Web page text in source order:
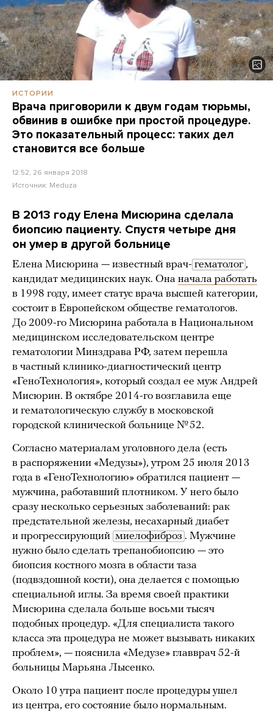
ИСТОРИИ
Врача приговорили к двум годам тюрьмы,
обвинив в ошибке при простой процедуре.
Это показательный процесс: таких дел
становится все больше
12:52, 26 января 2018
Источник: Meduza
В 2013 году Елена Мисюрина сделала
биопсию пациенту. Спустя четыре дня
он умер в другой больнице
Елена Мисюрина — известный врач- гематолог ,
кандидат медицинских наук. Она начала работать
в 1998 году, имеет статус врача высшей категории,
состоит в Европейском обществе гематологов.
До 2009-го Мисюрина работала в Национальном
медицинском исследовательском центре
гематологии Минздрава РФ, затем перешла
в частный клинико-диагностический центр
«ГеноТехнология», который создал ее муж Андрей
Мисюрин. В октябре 2014-го возглавила еще
и гематологическую службу в московской
городской клинической больнице № 52.
Согласно материалам уголовного дела (есть
в распоряжении «Медузы»), утром 25 июля 2013
года в «ГеноТехнологию» обратился пациент —
мужчина, работавший плотником. У него было
сразу несколько серьезных заболеваний: рак
предстательной железы, несахарный диабет
и прогрессирующий миелофиброз . Мужчине
нужно было сделать трепанобиопсию — это
биопсия костного мозга в области таза
(подвздошной кости), она делается с помощью
специальной иглы. За время своей практики
Мисюрина сделала больше восьми тысяч
подобных процедур. «Для специалиста такого
класса эта процедура не может вызывать никаких
проблем», — пояснила «Медузе» главврач 52-й
больницы Марьяна Лысенко.
Около 10 утра пациент после процедуры ушел
из центра, его состояние было нормальным.